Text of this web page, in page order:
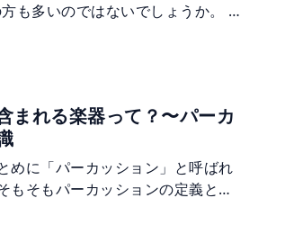
も多いのではないでしょうか。 か
といえば、アンプに繋いで鳴らし
ずに録音できる”ライン録り”と
つつあります。 ライン録りは、
出さずに録音できるため、“サイレ
も呼ばれます。近隣への騒音を気
録音できるのが最大のメリットで
ン録りに必要な機材から具体的な
、初心者の方にもわかりやすく解
まれる楽器って？〜パーカ
めに「パーカッション」と呼ばれ
もそもパーカッションの定義とは
、コンガのように太鼓型な形状の